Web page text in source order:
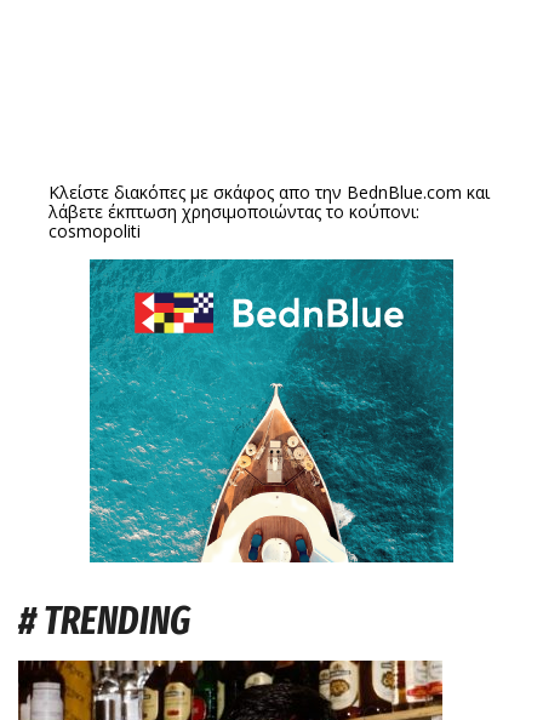
Κλείστε διακόπες με σκάφος απο την BednBlue.com και
λάβετε έκπτωση χρησιμοποιώντας το κούπονι:
cosmopoliti
# TRENDING